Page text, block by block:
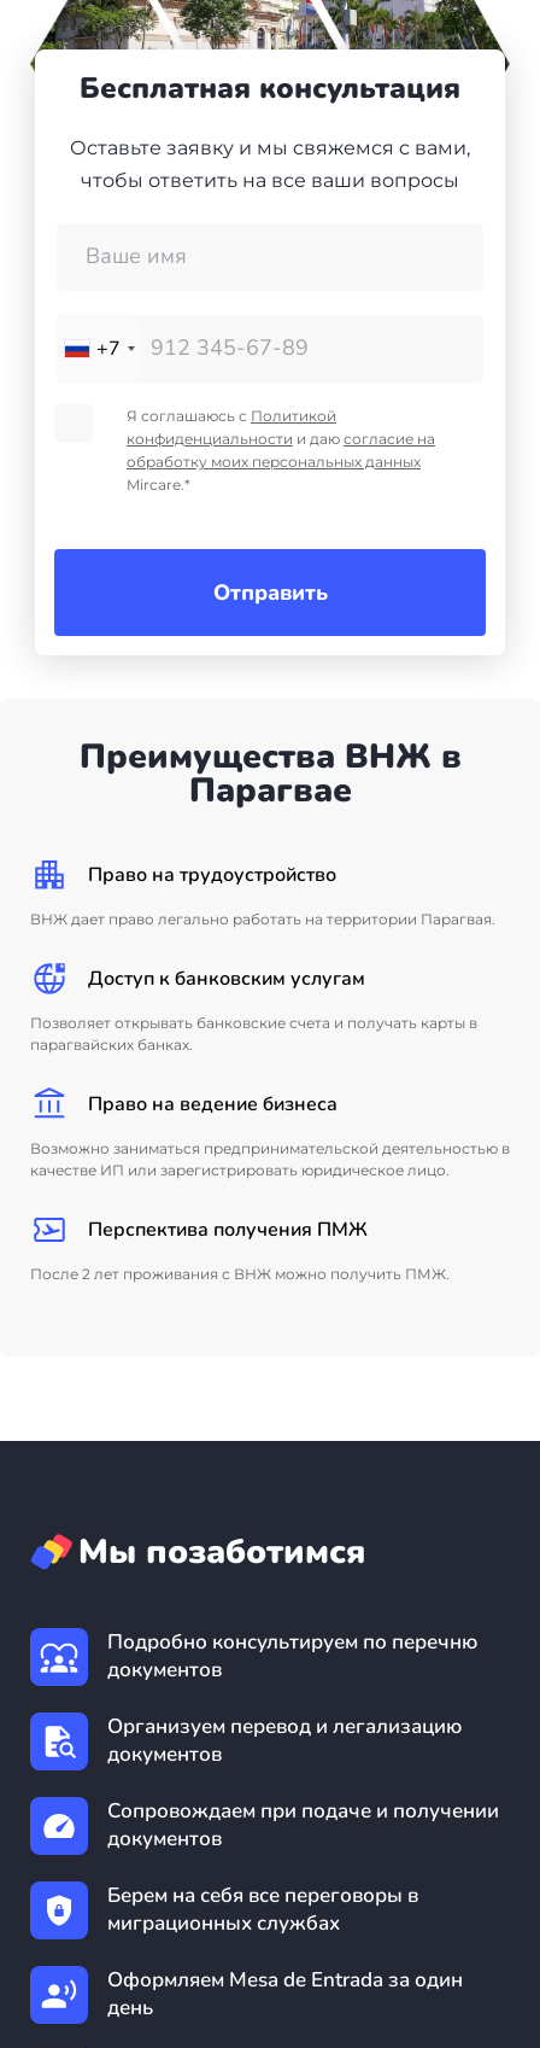
Бесплатная консультация
Оставьте заявку и мы свяжемся с вами,
чтобы ответить на все ваши вопросы
+7
Я соглашаюсь с Политикой
конфиденциальности и даю согласие на
обработку моих персональных данных
Mircare.*
Отправить
Преимущества ВНЖ в
Парагвае
Право на трудоустройство
ВНЖ дает право легально работать на территории Парагвая.
Доступ к банковским услугам
Позволяет открывать банковские счета и получать карты в
парагвайских банках.
Право на ведение бизнеса
Возможно заниматься предпринимательской деятельностью в
качестве ИП или зарегистрировать юридическое лицо.
Перспектива получения ПМЖ
После 2 лет проживания с ВНЖ можно получить ПМЖ.
Мы позаботимся
Подробно консультируем по перечню
документов
Организуем перевод и легализацию
документов
Сопровождаем при подаче и получении
документов
Берем на себя все переговоры в
миграционных службах
Оформляем Mesa de Entrada за один
день
+7(499)938-68-05
Whatsapp Telegram
Дания
Словакия
Америка
США
Другие страны
Telegram